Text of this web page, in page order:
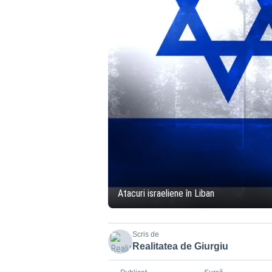
Atacuri israeliene în Liban
Scris de
Realitatea de Giurgiu